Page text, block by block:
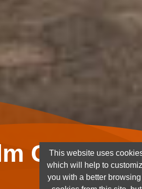
Ghana
This website uses
which will help to
you with a better